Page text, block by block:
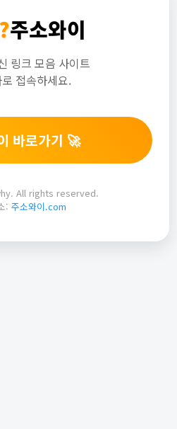
주소와이
링크 모음 사이트
접속하세요.
바로가기 🚀
All rights reserved.
: 주소와이.com